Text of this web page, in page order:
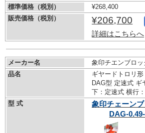
標準価格（税別）
¥268,400
販売価格（税別）
¥206,700
詳細はこちらへ
メーカー名
象印チエンブロッ
品名
ギヤードトロリ
DAG型 定速式 ギ
下：定速式 横行
型 式
象印チェーン
DAG-